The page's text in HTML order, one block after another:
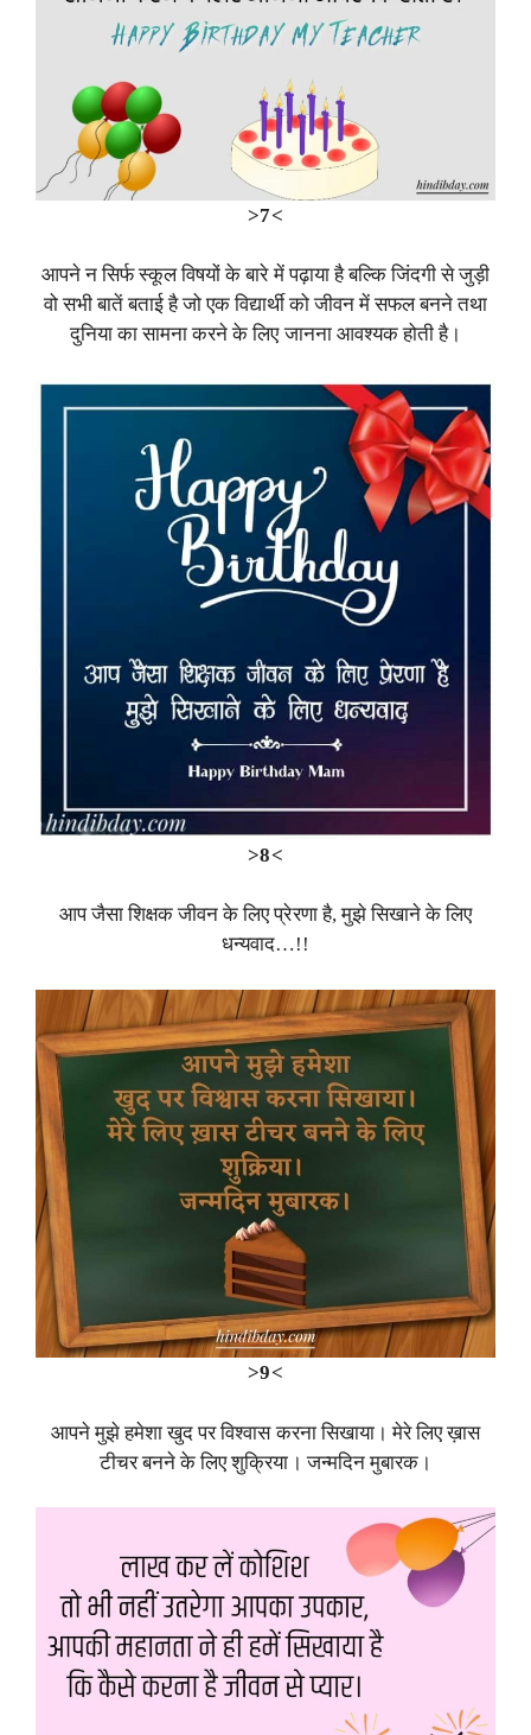
>7<
आपने न सिर्फ स्कूल विषयों के बारे में पढ़ाया है बल्कि जिंदगी से जुड़ी
वो सभी बातें बताई है जो एक विद्यार्थी को जीवन में सफल बनने तथा
दुनिया का सामना करने के लिए जानना आवश्यक होती है।
>8<
आप जैसा शिक्षक जीवन के लिए प्रेरणा है, मुझे सिखाने के लिए
धन्यवाद…!!
>9<
आपने मुझे हमेशा खुद पर विश्वास करना सिखाया। मेरे लिए ख़ास
टीचर बनने के लिए शुक्रिया। जन्मदिन मुबारक।